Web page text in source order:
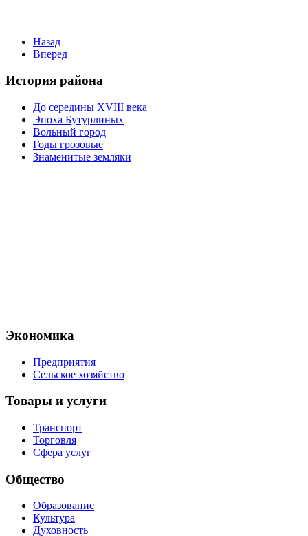
Назад
Вперед
История района
До середины XVIII века
Эпоха Бутурлиных
Вольный город
Годы грозовые
Знаменитые земляки
Экономика
Предприятия
Сельское хозяйство
Товары и услуги
Транспорт
Торговля
Сфера услуг
Общество
Образование
Культура
Духовность